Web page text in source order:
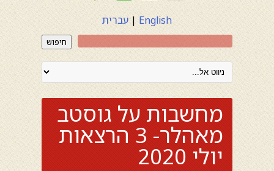
English
| עברית
חיפוש
מחשבות על גוסטב
מאהלר- 3 הרצאות
יולי 2020